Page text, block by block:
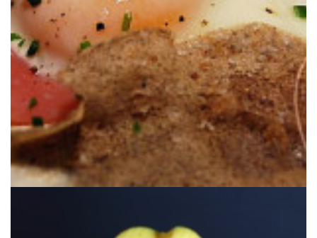
CREPS SALADOS DE TRIGO
SARRACENO O GALETTE BRETONNE
COMPLÈTE (sin gluten)